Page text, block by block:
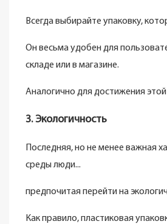
Всегда выбирайте упаковку,
Он весьма удобен для
складе или в магазине.
Аналогично для достижения
3. Экологичность
Последняя, ​​но не менее важная
среды люди...
предпочитая перейти на
Как правило, пластиковая